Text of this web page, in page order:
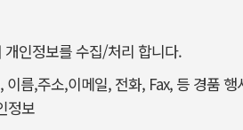
인정보를 수집/처리 합니다.
름,주소,이메일, 전화, Fax, 등 경품
정보